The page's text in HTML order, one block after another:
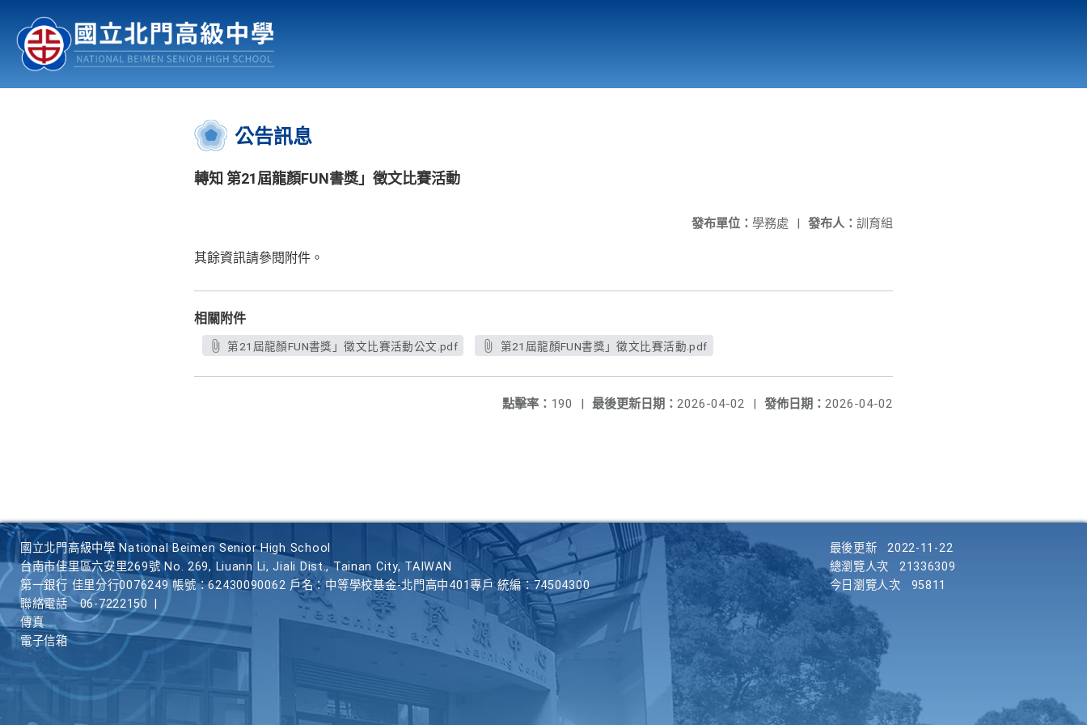
認識北中 行事曆
:::
公告訊息
轉知 第21屆龍顏FUN書獎」徵文比賽活動
發布人： 訓育組
發布單位： 學務處 |
其餘資訊請參閱附件。
相關附件
第21屆龍顏FUN書獎」徵文比賽活動公文.pdf 第21屆龍顏FUN書獎」徵文比賽活動.pdf
發佈日期： 2026-04-02
最後更新日期： 2026-04-02 |
點擊率： 190 |
國立北門高級中學 National Beimen Senior High School
台南市佳里區六安里269號 No. 269, Liuann Li, Jiali Dist., Tainan City, TAIWAN
第一銀行 佳里分行0076249 帳號：62430090062 戶名：中等學校基金-北門高中401專戶 統編：74504300
聯絡電話
06-7222150
傳真
電子信箱
最後更新
2022-11-22
總瀏覽人次
21336309
今日瀏覽人次
95811